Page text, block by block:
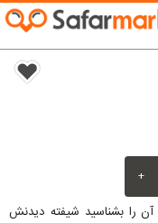
+
آن را بشناسید شیفته دیدنش